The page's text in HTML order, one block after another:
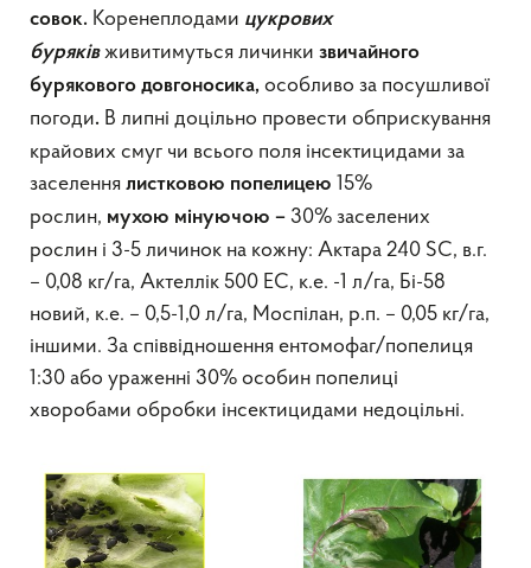
совок. Коренеплодами цукрових
буряківживитимуться личинки звичайного
бурякового довгоносика, особливо за посушливої
погоди. В липні доцільно провести обприскування
крайових смуг чи всього поля інсектицидами за
заселення листковою попелицею 15%
рослин, мухою мінуючою – 30% заселених
рослин і 3-5 личинок на кожну: Актара 240 SC, в.г.
– 0,08 кг/га, Актеллік 500 ЕС, к.е. -1 л/га, Бі-58
новий, к.е. – 0,5-1,0 л/га, Моспілан, р.п. – 0,05 кг/га,
іншими. За співвідношення ентомофаг/попелиця
1:30 або ураженні 30% особин попелиці
хворобами обробки інсектицидами недоцільні.